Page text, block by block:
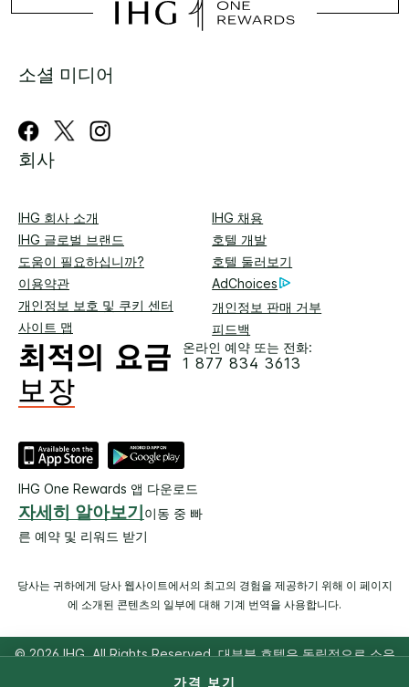
가격 보기
소셜 미디어
회사
IHG 회사 소개
IHG 채용
IHG 글로벌 브랜드
호텔 개발
도움이 필요하십니까?
호텔 둘러보기
이용약관
AdChoices
개인정보 보호 및 쿠키 센터
개인정보 판매 거부
사이트 맵
피드백
온라인 예약 또는 전화:
1 877 834 3613
IHG One Rewards 앱 다운로드
자세히 알아보기 이동 중 빠
른 예약 및 리워드 받기
당사는 귀하에게 당사 웹사이트에서의 최고의 경험을 제공하기 위해 이 페이지
에 소개된 콘텐츠의 일부에 대해 기계 번역을 사용합니다.
© 2026 IHG. All Rights Reserved. 대부분 호텔은 독립적으로 소유